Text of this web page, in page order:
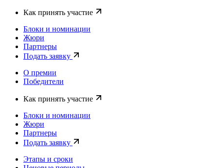
Как принять участие
Блоки и номинации
Жюри
Партнеры
Подать заявку
О премии
Победители
Как принять участие
Блоки и номинации
Жюри
Партнеры
Подать заявку
Этапы и сроки